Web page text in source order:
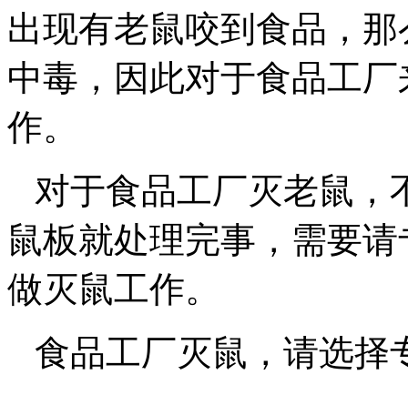
出现有老鼠咬到食品，
中毒，因此对于食品工
作。
对于食品工厂灭老鼠，
鼠板就处理完事，需要
做灭鼠工作。
食品工厂灭鼠，请选择